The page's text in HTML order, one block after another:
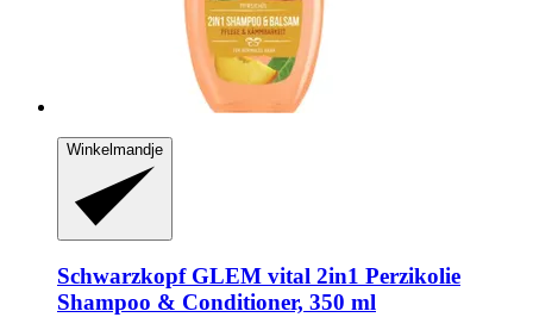
Winkelmandje
SchwarzkopfGLEM vital 2in1 Perzikolie
Shampoo & Conditioner, 350 ml